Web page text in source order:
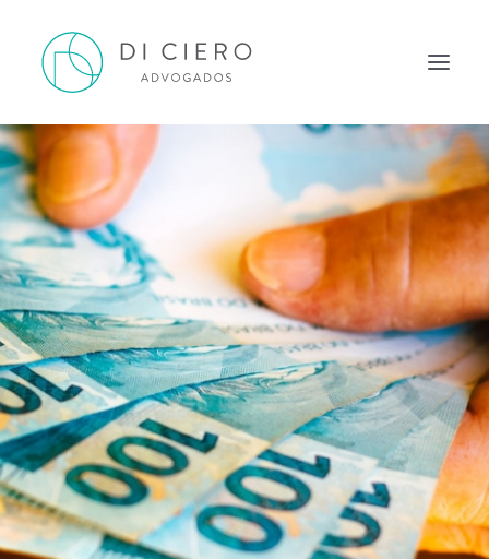
HOME
INSPIRAÇÃO
EQUIPE
NEWS DI CIERO
CONTATO
PORTUGUÊS